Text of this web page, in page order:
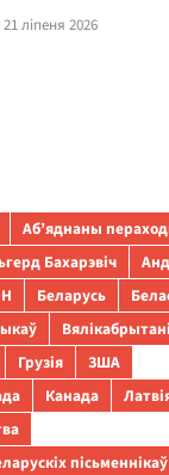
21 ліпеня 2026
Аб’яднаны
Бахарэвіч
Беларусь
Грузія
ЗША
Канада
пісьменнікаў